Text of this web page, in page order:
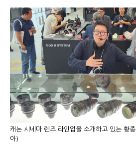
캐논 시네마 렌즈 라인업을 소개하고 있는 황
아)